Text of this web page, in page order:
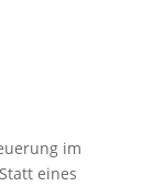
im
eines